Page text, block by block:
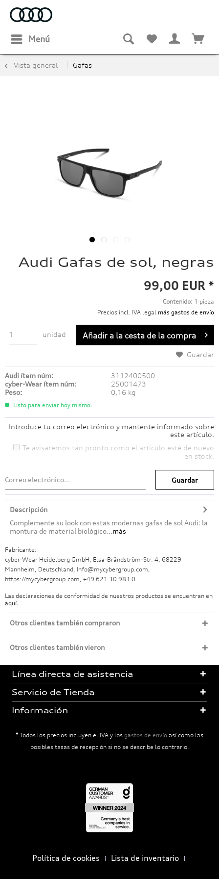
Menú
Vista general Gafas
Audi Gafas de sol, negras
99,00 EUR *
Contenido: 1 pieza
Precios incl. IVA legal más gastos de envío
unidad Añadir a la cesta de la compra
Guardar
Audi ítem núm:
3112400500
cyber-Wear ítem núm:
25001473
Peso:
0,16 kg
Listo para enviar hoy mismo.
Introduce tu correo electrónico y mantente informado sobre
este artículo.
Te avisaremos tan pronto como el artículo esté de nuevo
en stock.
Guardar
Descripción
Complemente su look con estas modernas gafas de sol Audi: la
montura de material biológico...más
Fabricante:
cyber-Wear Heidelberg GmbH, Elsa-Brändström-Str. 4, 68229
Mannheim, Deutschland, Info@mycybergroup.com,
https://mycybergroup.com, +49 621 30 983 0
Las declaraciones de conformidad de nuestros productos se encuentran en
aquí.
Otros clientes también compraron
Otros clientes también vieron
Línea directa de asistencia
Servicio de Tienda
Información
* Todos los precios incluyen el IVA y los gastos de envío así como las
posibles tasas de recepción si no se describe lo contrario.
Política de cookies Lista de inventario